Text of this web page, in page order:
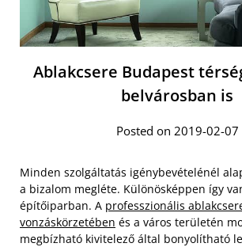
Ablakcsere Budapest
belvárosban is
Posted on 2019-02-07
Minden szolgáltatás igénybevételénél
a bizalom megléte. Különösképpen így
építőiparban. A professzionális
vonzáskörzetében és a város területén
megbízható kivitelező által bonyolítható